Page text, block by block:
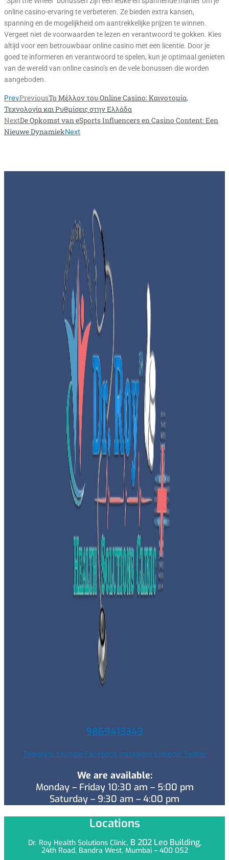
online casino-ervaring te verbeteren. Ze bieden extra kansen,
spanning en de mogelijkheid om aantrekkelijke prijzen te winnen.
Vergeet niet de voorwaarden te lezen en verantwoord te gokken. Kies
altijd voor een betrouwbaar online casino met een licentie. Door je
goed te informeren en verantwoord te spelen, kun je optimaal genieten
van de wereld van online casino’s en de vele bonussen die worden
aangeboden.
PrevPreviousΤο Μέλλον του Online Casino: Καινοτομία,
Τεχνολογία και Ρυθμίσεις στην Ελλάδα
NextDe Opkomst van eSports Influencers en Casino Content: Een
Nieuwe DynamiekNext
9869413343
Telegram Youtube Facebook Instagram Linkedin Twitter
We are available:
Monday – Friday 10:30 am – 5:00 pm
Saturday – 9:30 am – 4:00 pm
Locations
Dr. Roy Health Solutions Clinic, B 202 Leo Building,
24th Road, Bandra West, Mumbai – 400 052